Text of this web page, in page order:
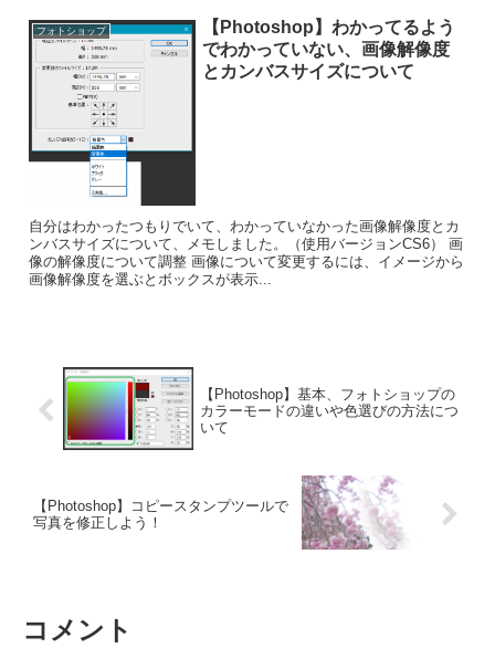
フォトショップ
【Photoshop】わかってるよう
でわかっていない、画像解像度
とカンバスサイズについて
自分はわかったつもりでいて、わかっていなかった画像解像度とカ
ンバスサイズについて、メモしました。（使用バージョンCS6） 画
像の解像度について調整 画像について変更するには、イメージから
画像解像度を選ぶとボックスが表示...
【Photoshop】基本、フォトショップの
カラーモードの違いや色選びの方法につ
いて
【Photoshop】コピースタンプツールで
写真を修正しよう！
コメント